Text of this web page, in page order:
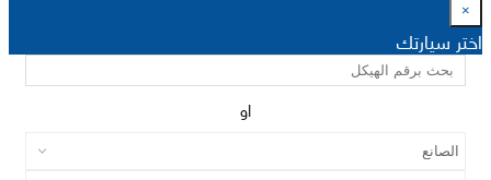
×
اختر سيارتك
او